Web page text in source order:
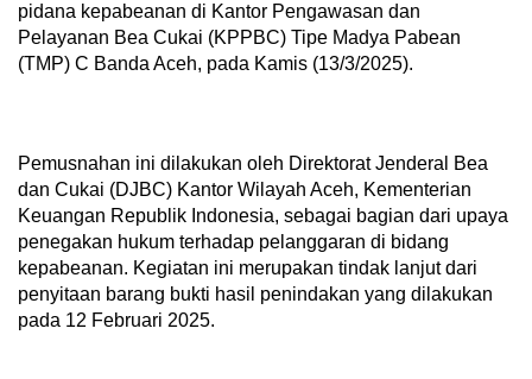
pidana kepabeanan di Kantor Pengawasan dan
Pelayanan Bea Cukai (KPPBC) Tipe Madya Pabean
(TMP) C Banda Aceh, pada Kamis (13/3/2025).
Pemusnahan ini dilakukan oleh Direktorat Jenderal Bea
dan Cukai (DJBC) Kantor Wilayah Aceh, Kementerian
Keuangan Republik Indonesia, sebagai bagian dari upaya
penegakan hukum terhadap pelanggaran di bidang
kepabeanan. Kegiatan ini merupakan tindak lanjut dari
penyitaan barang bukti hasil penindakan yang dilakukan
pada 12 Februari 2025.